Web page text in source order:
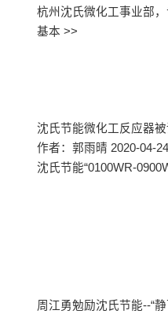
杭州沈氏微化工事业部
基本 >>
沈氏节能微化工反应器
作者：郭雨晴 2020-04-24
沈氏节能“0100WR-
周江勇勉励沈氏节能--“